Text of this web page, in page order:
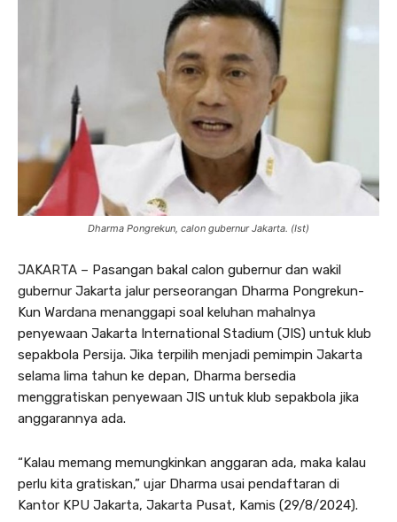
Dharma Pongrekun, calon gubernur Jakarta. (Ist)
JAKARTA – Pasangan bakal calon gubernur dan wakil
gubernur Jakarta jalur perseorangan Dharma Pongrekun-
Kun Wardana menanggapi soal keluhan mahalnya
penyewaan Jakarta International Stadium (JIS) untuk klub
sepakbola Persija. Jika terpilih menjadi pemimpin Jakarta
selama lima tahun ke depan, Dharma bersedia
menggratiskan penyewaan JIS untuk klub sepakbola jika
anggarannya ada.
“Kalau memang memungkinkan anggaran ada, maka kalau
perlu kita gratiskan,” ujar Dharma usai pendaftaran di
Kantor KPU Jakarta, Jakarta Pusat, Kamis (29/8/2024).